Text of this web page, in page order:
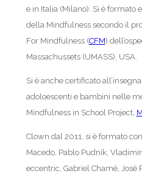
e in Italia (Milano). Si è formato
della Mindfulness secondo il
For Mindfulness (CFM)
Massachussets (UMASS), USA.
Si è anche certificato
adoloescenti e bambini nelle
Mindfulness in School Project,
Clown dal 2011, si è formato
Macedo, Pablo Pudnik,
eccentric, Gabriel Chamè, Josè